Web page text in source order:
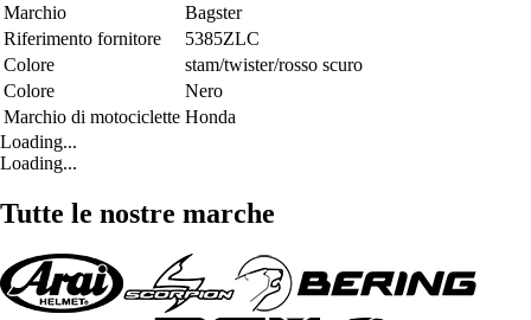
Marchio
Bagster
Riferimento fornitore
5385ZLC
Colore
stam/twister/rosso scuro
Colore
Nero
Marchio di motociclette Honda
Loading...
Loading...
Tutte le nostre marche